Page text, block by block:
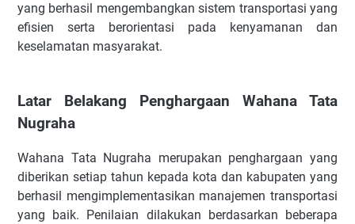
yang berhasil mengembangkan sistem transportasi yang
efisien serta berorientasi pada kenyamanan dan
keselamatan masyarakat.
Latar Belakang Penghargaan Wahana Tata
Nugraha
Wahana Tata Nugraha merupakan penghargaan yang
diberikan setiap tahun kepada kota dan kabupaten yang
berhasil mengimplementasikan manajemen transportasi
yang baik. Penilaian dilakukan berdasarkan beberapa